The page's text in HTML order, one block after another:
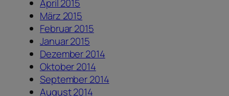
April 2015
März 2015
Februar 2015
Januar 2015
Dezember 2014
Oktober 2014
September 2014
August 2014